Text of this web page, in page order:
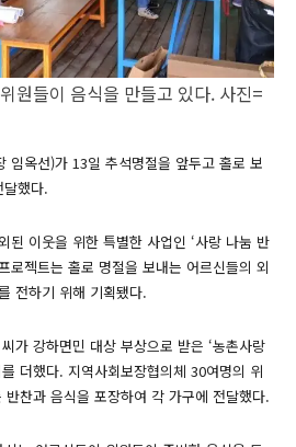
원들이 음식을 만들고 있다. 사진=
임옥선)가 13일 추석명절을 앞두고 홀로 보
했다.
된 이웃을 위한 특별한 사업인 ‘사랑 나눔 반
로젝트는 홀로 명절을 보내는 어르신들의 외
전하기 위해 기획됐다.
가 강하면민 대상 부상으로 받은 ‘농촌사랑
더했다. 지역사회보장협의체 30여명의 위
찬과 음식을 포장하여 각 가구에 전달했다.